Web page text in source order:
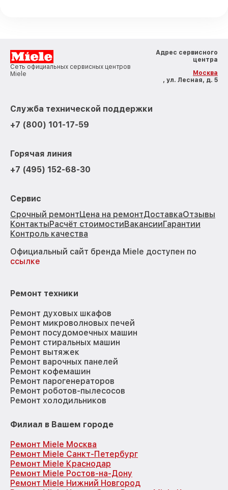
Сеть официальных сервисных центров
Miele
Адрес сервисного
центра
Москва
, ул. Лесная, д. 5
Служба технической поддержки
+7 (800) 101-17-59
Горячая линия
+7 (495) 152-68-30
Сервис
Срочный ремонтЦена на ремонтДоставкаОтзывы
КонтактыРасчёт стоимостиВакансииГарантии
Контроль качества
Официальный сайт бренда Miele доступен по
ссылке
Ремонт техники
Ремонт духовых шкафов
Ремонт микроволновых печей
Ремонт посудомоечных машин
Ремонт стиральных машин
Ремонт вытяжек
Ремонт варочных панелей
Ремонт кофемашин
Ремонт парогенераторов
Ремонт роботов-пылесосов
Ремонт холодильников
Филиал в Вашем городе
Ремонт Miele Москва
Ремонт Miele Санкт-Петербург
Ремонт Miele Краснодар
Ремонт Miele Ростов-на-Дону
Ремонт Miele Нижний Новгород